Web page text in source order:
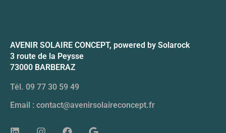
AVENIR SOLAIRE CONCEPT, powered by Solarock
3 route de la Peysse
73000 BARBERAZ
Tél. 09 77 30 59 49
Email : contact@avenirsolaireconcept.fr